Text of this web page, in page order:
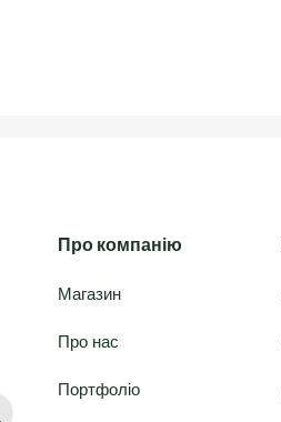
Про компанію
Магазин
Про нас
Портфоліо